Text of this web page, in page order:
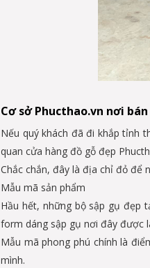
Cơ sở Phucthao.vn nơi
Nếu quý khách đã đi khắp tỉnh
quan cửa hàng đồ gỗ đẹp
Chắc chắn, đây là địa chỉ đỏ để
Mẫu mã sản phẩm
Hầu hết, những bộ sập gụ đẹp
form dáng sập gụ nơi đây được
Mẫu mã phong phú chính là
mình.